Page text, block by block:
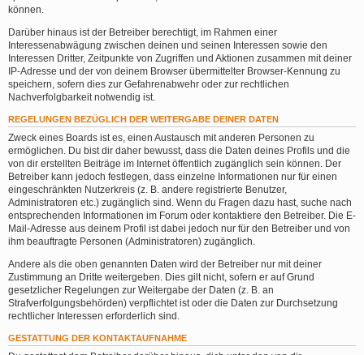
können.
Darüber hinaus ist der Betreiber berechtigt, im Rahmen einer
Interessenabwägung zwischen deinen und seinen Interessen sowie den
Interessen Dritter, Zeitpunkte von Zugriffen und Aktionen zusammen mit deiner
IP-Adresse und der von deinem Browser übermittelter Browser-Kennung zu
speichern, sofern dies zur Gefahrenabwehr oder zur rechtlichen
Nachverfolgbarkeit notwendig ist.
REGELUNGEN BEZÜGLICH DER WEITERGABE DEINER DATEN
Zweck eines Boards ist es, einen Austausch mit anderen Personen zu
ermöglichen. Du bist dir daher bewusst, dass die Daten deines Profils und die
von dir erstellten Beiträge im Internet öffentlich zugänglich sein können. Der
Betreiber kann jedoch festlegen, dass einzelne Informationen nur für einen
eingeschränkten Nutzerkreis (z. B. andere registrierte Benutzer,
Administratoren etc.) zugänglich sind. Wenn du Fragen dazu hast, suche nach
entsprechenden Informationen im Forum oder kontaktiere den Betreiber. Die E-
Mail-Adresse aus deinem Profil ist dabei jedoch nur für den Betreiber und von
ihm beauftragte Personen (Administratoren) zugänglich.
Andere als die oben genannten Daten wird der Betreiber nur mit deiner
Zustimmung an Dritte weitergeben. Dies gilt nicht, sofern er auf Grund
gesetzlicher Regelungen zur Weitergabe der Daten (z. B. an
Strafverfolgungsbehörden) verpflichtet ist oder die Daten zur Durchsetzung
rechtlicher Interessen erforderlich sind.
GESTATTUNG DER KONTAKTAUFNAHME